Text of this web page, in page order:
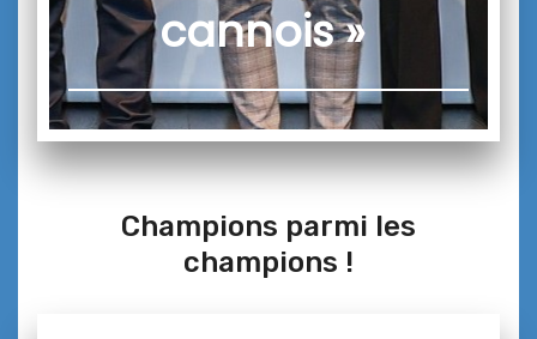
cannois »
Champions parmi les
champions !